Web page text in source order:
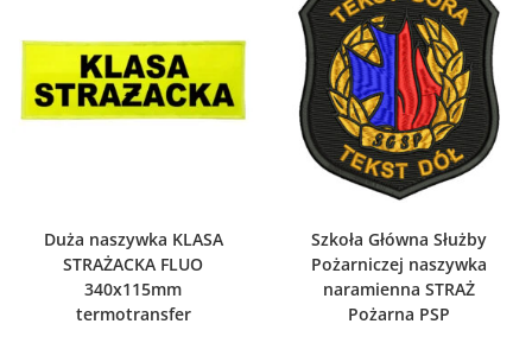
Duża naszywka KLASA
STRAŻACKA FLUO
340x115mm
termotransfer
Szkoła Główna Służby
Pożarniczej naszywka
naramienna STRAŻ
Pożarna PSP